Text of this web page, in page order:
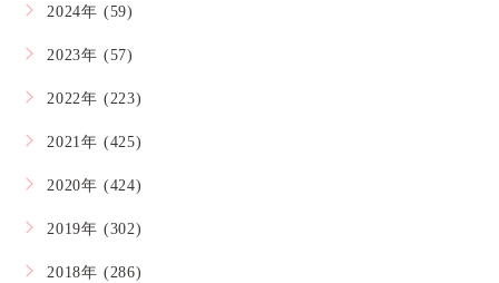
2024年 (59)
2023年 (57)
2022年 (223)
2021年 (425)
2020年 (424)
2019年 (302)
2018年 (286)